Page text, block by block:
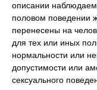
описании
половом поведении
перенесены на
для тех или иных
нормальности или
допустимости или
сексуального